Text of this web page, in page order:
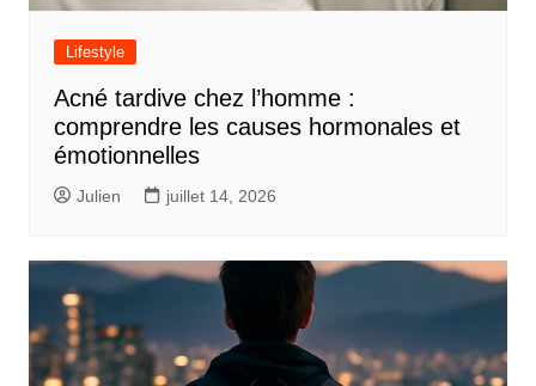
Lifestyle
Acné tardive chez l’homme :
comprendre les causes hormonales et
émotionnelles
Julien juillet 14, 2026